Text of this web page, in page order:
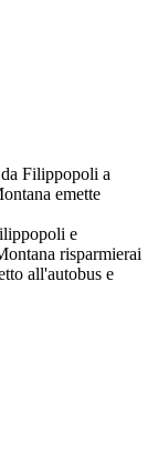
Filippopoli a
emette
e
risparmierai
all'autobus e